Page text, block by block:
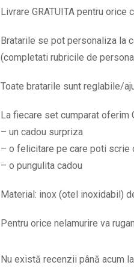
Livrare GRATUITA pentru orice
Bratarile se pot personaliza la
(completati rubricile de
Toate bratarile sunt reglabile/
La fiecare set cumparat oferim
– un cadou surpriza
– o felicitare pe care poti scrie
– o pungulita cadou
Material: inox (otel inoxidabil)
Pentru orice nelamurire va
Nu există recenzii până acum